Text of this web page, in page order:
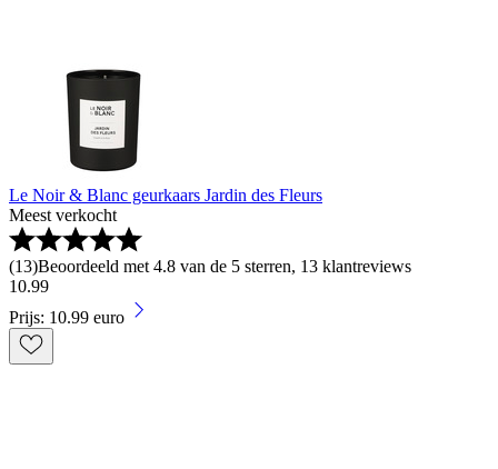
Le Noir & Blanc geurkaars Jardin des Fleurs
Meest verkocht
(13)Beoordeeld met 4.8 van de 5 sterren, 13 klantreviews
10.99
Prijs: 10.99 euro